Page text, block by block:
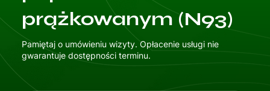
prążkowanym (N93)
Pamiętaj o umówieniu wizyty. Opłacenie usługi nie
gwarantuje dostępności terminu.